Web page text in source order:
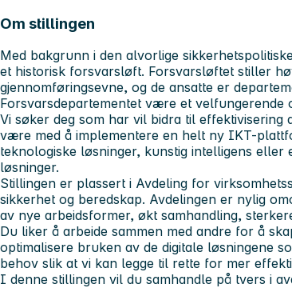
Om stillingen
Med bakgrunn i den alvorlige
et historisk forsvarsløft. Forsvarsløftet stiller
gjennomføringsevne, og de ansatte er
Forsvarsdepartementet være et velfungerende
Vi søker deg som har vil bidra til
være med å implementere en helt ny IKT-
teknologiske løsninger, kunstig intelligens
løsninger.
Stillingen er plassert i Avdeling for
sikkerhet og beredskap. Avdelingen er nylig
av nye arbeidsformer, økt samhandling,
Du liker å arbeide sammen med andre for å
optimalisere bruken av de digitale løsningene
behov slik at vi kan legge til rette for mer
I denne stillingen vil du samhandle på tvers i